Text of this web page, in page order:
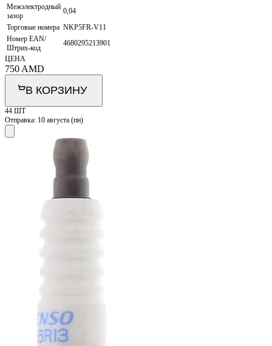
Межэлектродный
зазор
0,04
Торговые номера NKP5FR-V11
Номер EAN/
Штрих-код
4680295213901
ЦЕНА
750 AMD
В КОРЗИНУ
44 ШТ
Отправка: 10 августа (пн)